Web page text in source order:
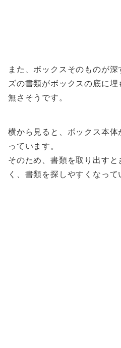
また、ボックスそのものが
ズの書類がボックスの底に
無さそうです。
横から見ると、ボックス本
っています。
そのため、書類を取り出す
く、書類を探しやすくなって